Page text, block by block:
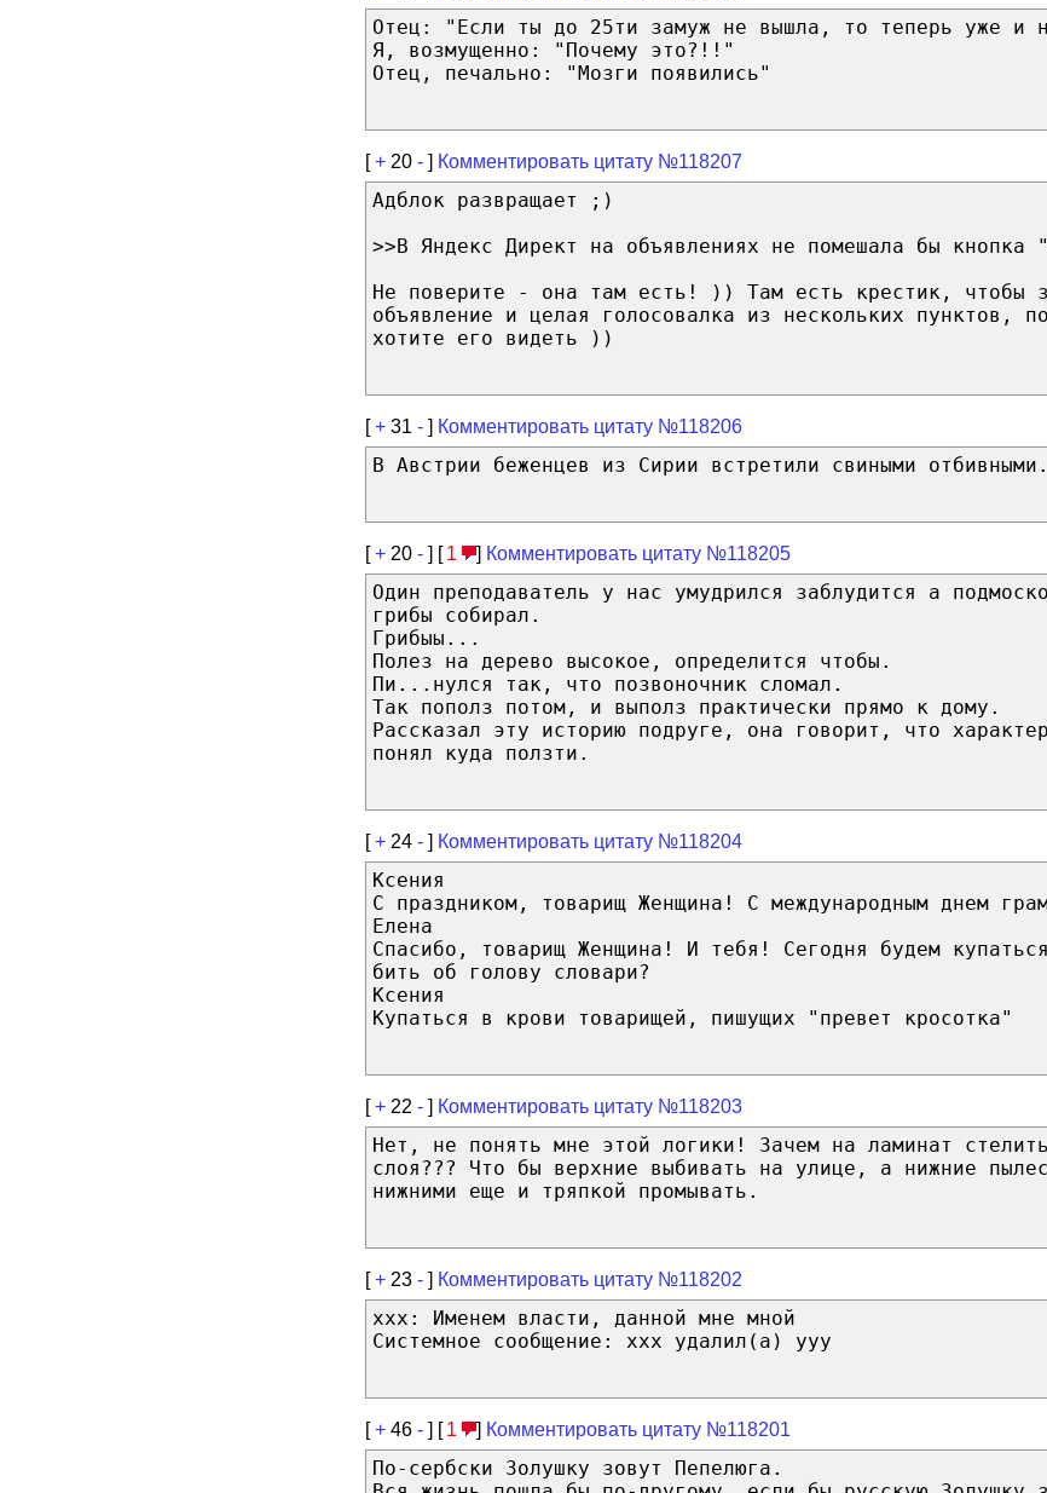
Отец: "Если ты до 25ти замуж не вышла, то теперь уже и
Я, возмущенно: "Почему это?!!"
Отец, печально: "Мозги появились"
[+ 20 - ] Комментировать цитату №118207
Адблок развращает ;)
>>В Яндекс Директ на объявлениях не помешала бы кнопка
Не поверите - она там есть! )) Там есть крестик, чтобы
объявление и целая голосовалка из нескольких пунктов,
хотите его видеть ))
[+ 31 - ] Комментировать цитату №118206
В Австрии беженцев из Сирии встретили свиными отбивными.
[+ 20 - ] [ 1 ] Комментировать цитату №118205
Один преподаватель у нас умудрился заблудится а
грибы собирал.
Грибыы...
Полез на дерево высокое, определится чтобы.
Пи...нулся так, что позвоночник сломал.
Так пополз потом, и выполз практически прямо к дому.
Рассказал эту историю подруге, она говорит, что
понял куда ползти.
[+ 24 - ] Комментировать цитату №118204
Ксения
C праздником, товарищ Женщина! С международным днем
Елена
Cпасибо, товарищ Женщина! И тебя! Cегодня будем
бить об голову словари?
Ксения
Купаться в крови товарищей, пишущих "превет кросотка"
[+ 22 - ] Комментировать цитату №118203
Нет, не понять мне этой логики! Зачем на ламинат
слоя??? Что бы верхние выбивать на улице, а нижние
нижними еще и тряпкой промывать.
[+ 23 - ] Комментировать цитату №118202
xxx: Именем власти, данной мне мной
Системное сообщение: xxx удалил(а) yyy
[+ 46 - ] [ 1 ] Комментировать цитату №118201
По-сербски Золушку зовут Пепелюга.